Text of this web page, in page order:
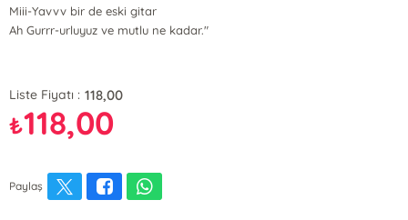
Miii-Yavvv bir de eski gitar
Ah Gurrr-urluyuz ve mutlu ne kadar."
Liste Fiyatı : 118,00
₺118,00
Paylaş